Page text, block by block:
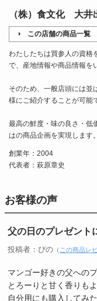
（株）食文化 大井
この店舗の商品一覧
わたしたちは買参人の資格
で、産地情報や商品情報を
そのため、一般店頭には並
様にご紹介することが可能
最高の鮮度・味の良さ・低
はの商品企画を実現します。
創業年：2004
代表者：萩原章史
お客様の声
父の日のプレゼント
投稿者：ぴの （ この商品レ
マンゴー好きの父への
とろーりと甘く香りも
自分用にも購入してみ